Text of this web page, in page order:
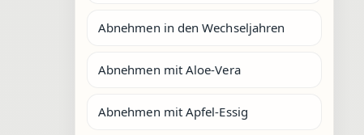
Abnehmen in den Wechseljahren
Abnehmen mit Aloe-Vera
Abnehmen mit Apfel-Essig